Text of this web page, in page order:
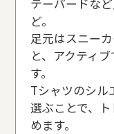
ど。
足元はスニー
と、アクティ
す。
Tシャツのシル
選ぶことで、
めます。